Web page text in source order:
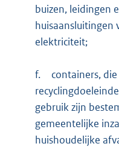
buizen, leidingen
huisaansluitingen
elektriciteit;
f.
containers,
gebruik zijn
gemeentelijke
huishoudelijke